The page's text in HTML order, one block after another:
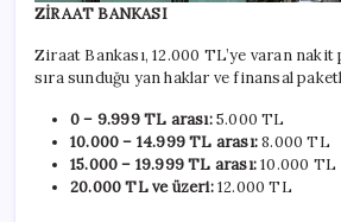
ZİRAAT BANKASI
Ziraat Bankası, 12.000 TL’ye varan
sıra sunduğu yan haklar ve finansal
0 – 9.999 TL arası:5.000 TL
10.000 – 14.999 TL arası:8.000 TL
15.000 – 19.999 TL arası:10.000 TL
20.000 TL ve üzeri:12.000 TL